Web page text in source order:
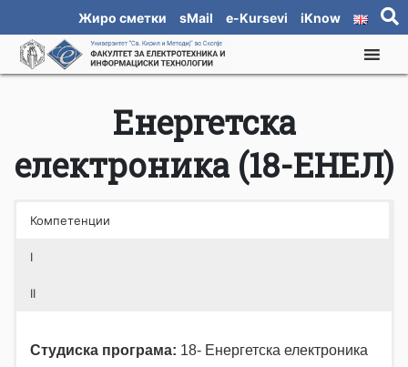
Жиро сметки sMail e-Kursevi iKnow
Енергетска
електроника (18-ЕНЕЛ)
Компетенции
I
II
Студиска програма: 18- Енергетска електроника